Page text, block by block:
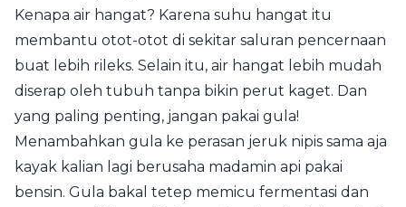
Kenapa air hangat? Karena suhu hangat itu
membantu otot-otot di sekitar saluran pencernaan
buat lebih rileks. Selain itu, air hangat lebih mudah
diserap oleh tubuh tanpa bikin perut kaget. Dan
yang paling penting, jangan pakai gula!
Menambahkan gula ke perasan jeruk nipis sama aja
kayak kalian lagi berusaha madamin api pakai
bensin. Gula bakal tetep memicu fermentasi dan